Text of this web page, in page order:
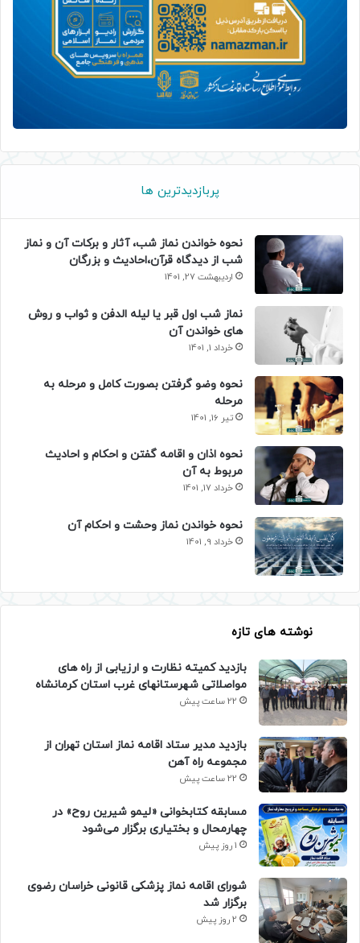
پربازدیدترین ها
نحوه خواندن نماز شب، آثار و برکات آن و نماز
شب از دیدگاه قرآن،احادیث و بزرگان
اردیبهشت 27, 1401
نماز شب اول قبر یا لیله الدفن و ثواب و روش
های خواندن آن
خرداد 1, 1401
نحوه وضو گرفتن بصورت کامل و مرحله به
مرحله
تیر 16, 1401
نحوه اذان و اقامه گفتن و احکام و احادیث
مربوط به آن
خرداد 17, 1401
نحوه خواندن نماز وحشت و احکام آن
خرداد 9, 1401
نوشته های تازه
بازدید کمیته نظارت و ارزیابی از راه های
مواصلاتی شهرستانهای غرب استان کرمانشاه
22 ساعت پیش
بازدید مدیر ستاد اقامه نماز استان تهران از
مجموعه راه آهن
22 ساعت پیش
مسابقه کتابخوانی «لیمو شیرین روح» در
چهارمحال و بختیاری برگزار می‌شود
1 روز پیش
شورای اقامه نماز پزشکی قانونی خراسان رضوی
برگزار شد
2 روز پیش